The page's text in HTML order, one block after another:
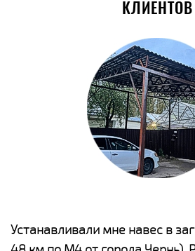
КЛИЕНТОВ
Устанавливали мне навес в